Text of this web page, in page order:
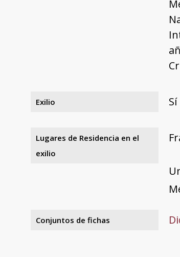
Exilio Sí
Lugares de Residencia en el
exilio
Conjuntos de fichas